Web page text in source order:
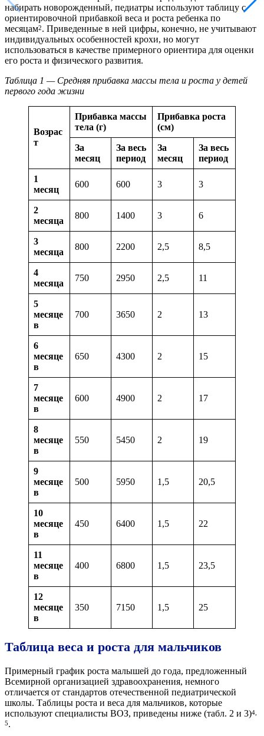
набирать новорожденный, педиатры используют таблицу с
ориентировочной прибавкой веса и роста ребенка по
месяцам2. Приведенные в ней цифры, конечно, не учитывают
индивидуальных особенностей крохи, но могут
использоваться в качестве примерного ориентира для оценки
его роста и физического развития.
Таблица 1 — Средняя прибавка массы тела и роста у детей
первого года жизни
Возрас
т
Прибавка массы
тела (г)
Прибавка роста
(см)
За
месяц
За весь
период
За
месяц
За весь
период
1
месяц
600 600 3 3
2
месяца
800 1400 3 6
3
месяца
800 2200 2,5 8,5
4
месяца
750 2950 2,5 11
5
месяце
в
700 3650 2 13
6
месяце
в
650 4300 2 15
7
месяце
в
600 4900 2 17
8
месяце
в
550 5450 2 19
9
месяце
в
500 5950 1,5 20,5
10
месяце
в
450 6400 1,5 22
11
месяце
в
400 6800 1,5 23,5
12
месяце
в
350 7150 1,5 25
Таблица веса и роста для мальчиков
Примерный график роста малышей до года, предложенный
Всемирной организацией здравоохранения, немного
отличается от стандартов отечественной педиатрической
школы. Таблицы роста и веса для мальчиков, которые
используют специалисты ВОЗ, приведены ниже (табл. 2 и 3)4,
5.